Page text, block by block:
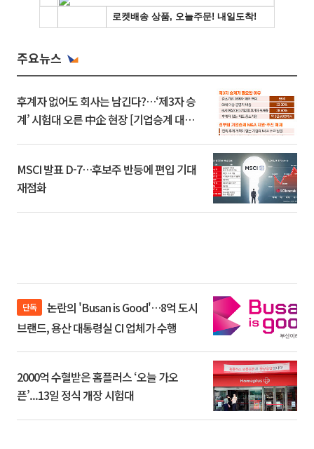
주요뉴스
후계자 없어도 회사는 남긴다?…‘제3자 승
계’ 시험대 오른 中企 현장 [기업승계 대전
MSCI 발표 D-7…후보주 반등에 편입 기대
재점화
단독
브랜드, 용산 대통령실 CI 업체가 수행
2000억 수혈받은 홈플러스 ‘오늘 가오
픈’...13일 정식 개장 시험대